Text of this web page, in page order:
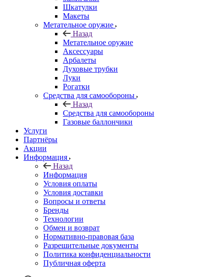
Шкатулки
Макеты
Метательное оружие
Назад
Метательное оружие
Аксессуары
Арбалеты
Духовые трубки
Луки
Рогатки
Средства для самообороны
Назад
Средства для самообороны
Газовые баллончики
Услуги
Партнёры
Акции
Информация
Назад
Информация
Условия оплаты
Условия доставки
Вопросы и ответы
Бренды
Технологии
Обмен и возврат
Нормативно-правовая база
Разрешительные документы
Политика конфиденциальности
Публичная оферта